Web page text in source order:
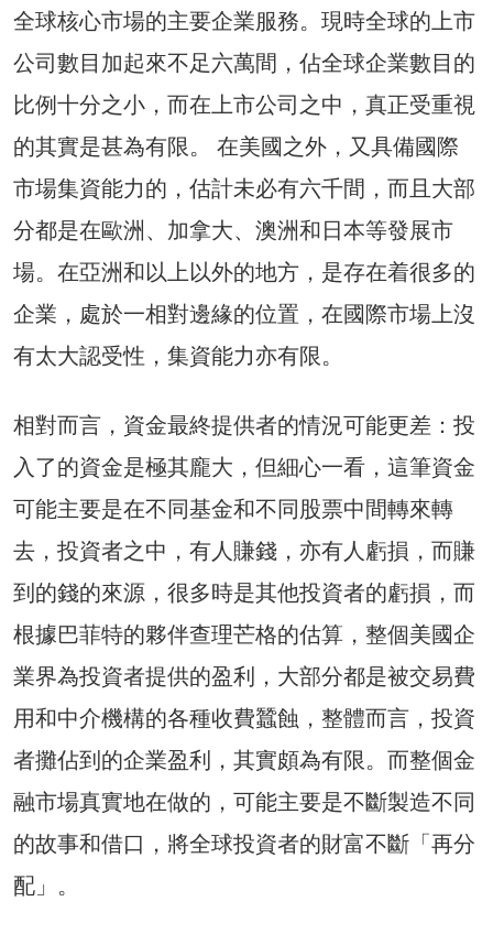
全球核心市場的主要企業服務。現時全球的上市
公司數目加起來不足六萬間，佔全球企業數目的
比例十分之小，而在上市公司之中，真正受重視
的其實是甚為有限。 在美國之外，又具備國際
市場集資能力的，估計未必有六千間，而且大部
分都是在歐洲、加拿大、澳洲和日本等發展市
場。在亞洲和以上以外的地方，是存在着很多的
企業，處於一相對邊緣的位置，在國際市場上沒
有太大認受性，集資能力亦有限。
相對而言，資金最終提供者的情況可能更差：投
入了的資金是極其龐大，但細心一看，這筆資金
可能主要是在不同基金和不同股票中間轉來轉
去，投資者之中，有人賺錢，亦有人虧損，而賺
到的錢的來源，很多時是其他投資者的虧損，而
根據巴菲特的夥伴查理芒格的估算，整個美國企
業界為投資者提供的盈利，大部分都是被交易費
用和中介機構的各種收費蠶蝕，整體而言，投資
者攤佔到的企業盈利，其實頗為有限。而整個金
融市場真實地在做的，可能主要是不斷製造不同
的故事和借口，將全球投資者的財富不斷「再分
配」。